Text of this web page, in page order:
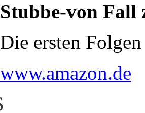
Stubbe-von Fall
Die ersten
www.amazon.de